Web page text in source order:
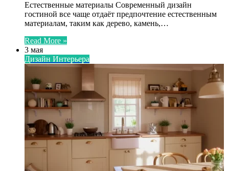
Естественные материалы Современный дизайн
гостиной все чаще отдаёт предпочтение естественным
материалам, таким как дерево, камень,…
Read More »
3 мая
Дизайн Интерьера